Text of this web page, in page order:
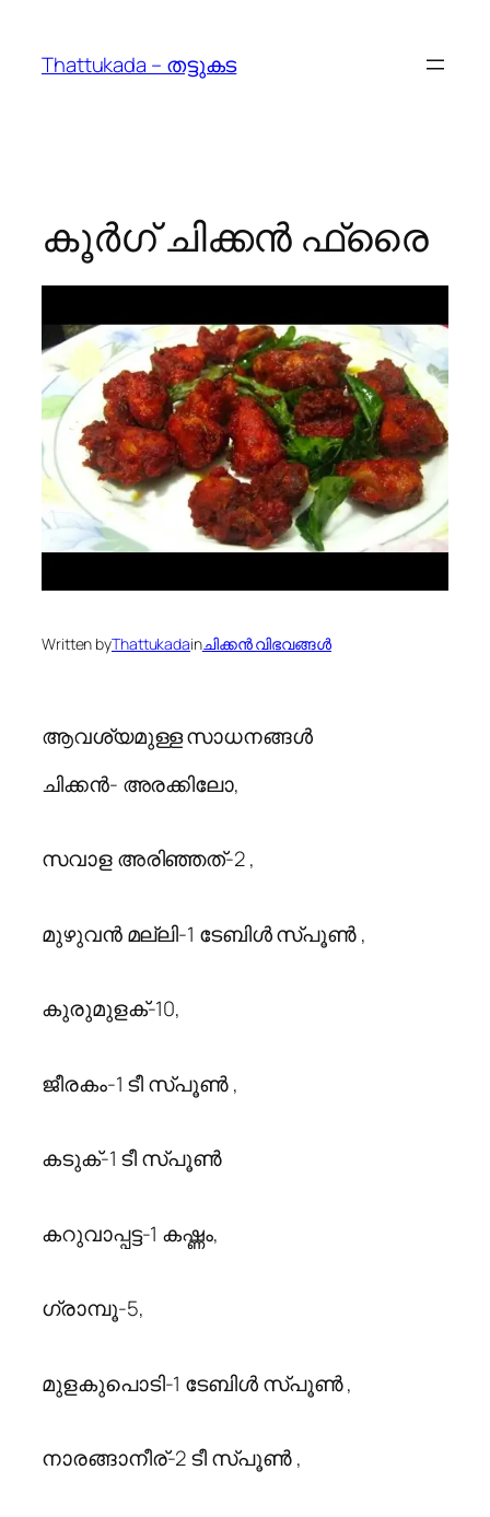
content
Thattukada – തട്ടുകട
കൂര്‍ഗ് ചിക്കന്‍ ഫ്രൈ
Written byThattukadainചിക്കന്‍ വിഭവങ്ങള്‍
ആവശ്യമുള്ള സാധനങ്ങള്‍
ചിക്കന്‍- അരക്കിലോ,
സവാള അരിഞ്ഞത്-2 ,
മുഴുവന്‍ മല്ലി-1 ടേബിള്‍ സ്പൂണ്‍ ,
കുരുമുളക്-10,
ജീരകം-1 ടീ സ്പൂണ്‍ ,
കടുക്-1 ടീ സ്പൂണ്‍
കറുവാപ്പട്ട-1 കഷ്ണം,
ഗ്രാമ്പൂ-5,
മുളകുപൊടി-1 ടേബിള്‍ സ്പൂണ്‍ ,
നാരങ്ങാനീര്-2 ടീ സ്പൂണ്‍ ,